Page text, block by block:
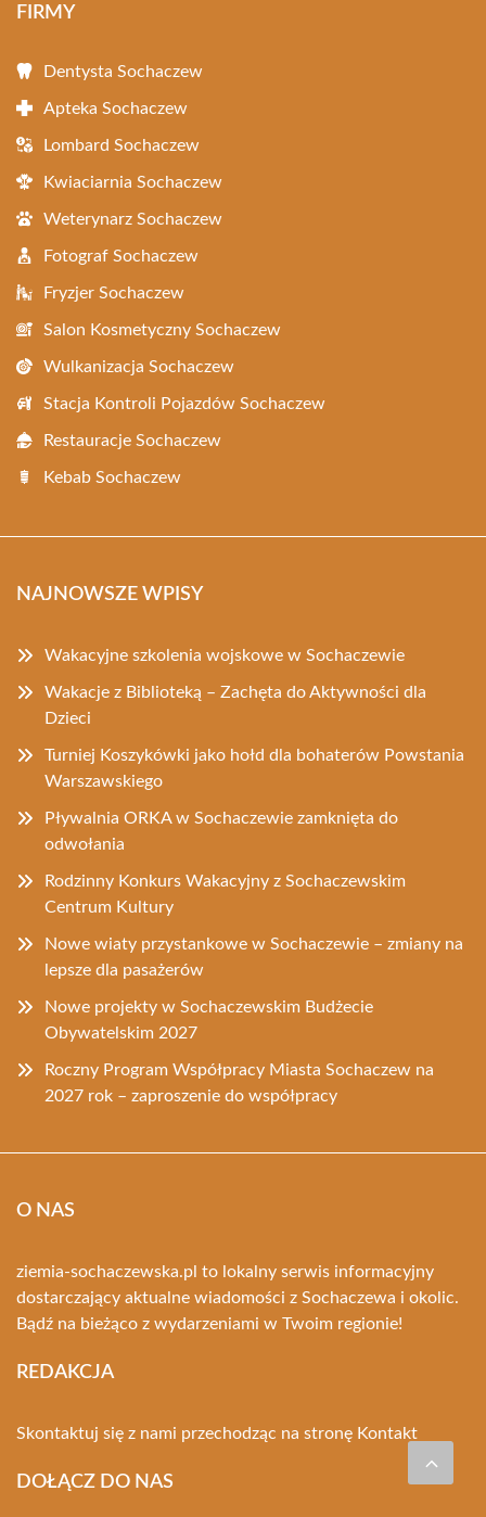
FIRMY
Dentysta Sochaczew
Apteka Sochaczew
Lombard Sochaczew
Kwiaciarnia Sochaczew
Weterynarz Sochaczew
Fotograf Sochaczew
Fryzjer Sochaczew
Salon Kosmetyczny Sochaczew
Wulkanizacja Sochaczew
Stacja Kontroli Pojazdów Sochaczew
Restauracje Sochaczew
Kebab Sochaczew
NAJNOWSZE WPISY
Wakacyjne szkolenia wojskowe w Sochaczewie
Wakacje z Biblioteką – Zachęta do Aktywności dla
Dzieci
Turniej Koszykówki jako hołd dla bohaterów Powstania
Warszawskiego
Pływalnia ORKA w Sochaczewie zamknięta do
odwołania
Rodzinny Konkurs Wakacyjny z Sochaczewskim
Centrum Kultury
Nowe wiaty przystankowe w Sochaczewie – zmiany na
lepsze dla pasażerów
Nowe projekty w Sochaczewskim Budżecie
Obywatelskim 2027
Roczny Program Współpracy Miasta Sochaczew na
2027 rok – zaproszenie do współpracy
O NAS
ziemia-sochaczewska.pl to lokalny serwis informacyjny
dostarczający aktualne wiadomości z Sochaczewa i okolic.
Bądź na bieżąco z wydarzeniami w Twoim regionie!
REDAKCJA
Skontaktuj się z nami przechodząc na stronę Kontakt
DOŁĄCZ DO NAS